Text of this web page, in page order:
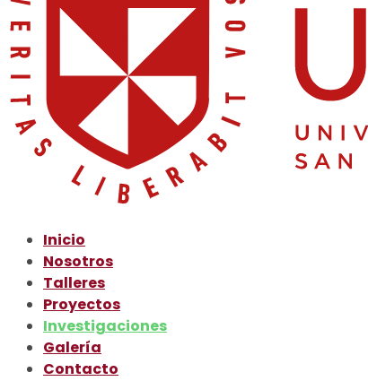
Inicio
Nosotros
Talleres
Proyectos
Investigaciones
Galería
Contacto